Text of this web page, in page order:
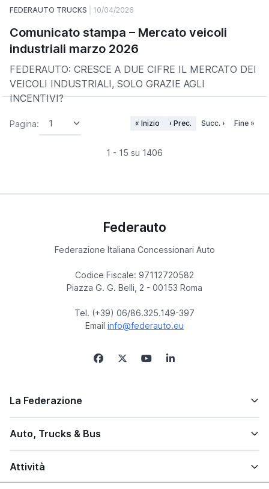
FEDERAUTO TRUCKS 10/04/2026
Comunicato stampa – Mercato veicoli
industriali marzo 2026
FEDERAUTO: CRESCE A DUE CIFRE IL MERCATO DEI
VEICOLI INDUSTRIALI, SOLO GRAZIE AGLI
INCENTIVI?
Pagina:
1 - 15 su 1406
« Inizio ‹ Prec. Succ. › Fine »
Federauto
Federazione Italiana Concessionari Auto
Codice Fiscale: 97112720582
Piazza G. G. Belli, 2 - 00153 Roma
Tel. (+39) 06/86.325.149-397
Email info@federauto.eu
La Federazione
Auto, Trucks & Bus
Attività